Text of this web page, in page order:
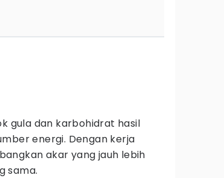
gula dan karbohidrat hasil
energi. Dengan kerja
akar yang jauh lebih
sama.